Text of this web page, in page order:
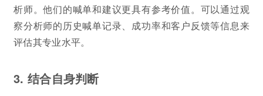
析师。他们的喊单和建议更具有参考价值。可以通过观
察分析师的历史喊单记录、成功率和客户反馈等信息来
评估其专业水平。
3. 结合自身判断